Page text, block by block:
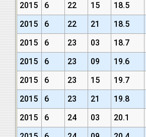
2015
6 22 15 18.5
2015
6 22 21 18.5
2015
6 23 03 18.7
2015
6 23 09 19.6
2015
6 23 15 19.7
2015
6 23 21 19.8
2015
6 24 03 20.1